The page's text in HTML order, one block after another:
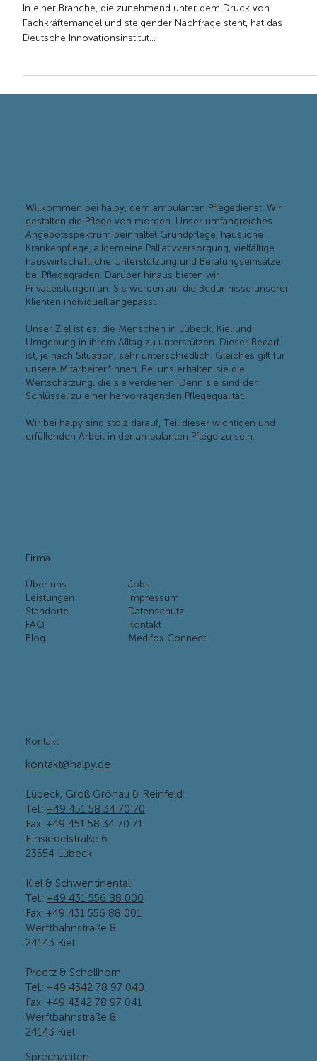
Trendstudie des DIIND 2024 verrät
In einer Branche, die zunehmend unter dem Druck von
Willkommen bei halpy, dem ambulanten Pflegedienst. Wir
gestalten die Pflege von morgen. Unser umfangreiches
Angebotsspektrum beinhaltet Grundpflege, häusliche
Krankenpflege, allgemeine Palliativversorgung, vielfältige
hauswirtschaftliche Unterstützung und Beratungseinsätze
bei Pflegegraden. Darüber hinaus bieten wir
Klienten individuell angepasst.
Unser Ziel ist es, die Menschen in Lübeck, Kiel und
Umgebung in ihrem Alltag zu unterstützen. Dieser Bedarf
ist, je nach Situation, sehr unterschiedlich. Gleiches gilt für
unsere Mitarbeiter*innen. Bei uns erhalten sie die
Schlüssel zu einer hervorragenden Pflegequalität.
Firma
Über uns
Leistungen
Standorte
Jobs
Impressum
Datenschutz
Kontakt
kontakt@halpy.de
Lübeck, Groß Grönau & Reinfeld:
Tel.:+49 451 58 34 70 70
Fax: +49 451 58 34 70 71
23554 Lübeck
Kiel & Schwentinental:
Tel.:+49 431 556 88 000
Fax: +49 431 556 88 001
24143 Kiel
Preetz & Schellhorn:
Tel.:+49 4342 78 97 040
Fax: +494342 78 97 041